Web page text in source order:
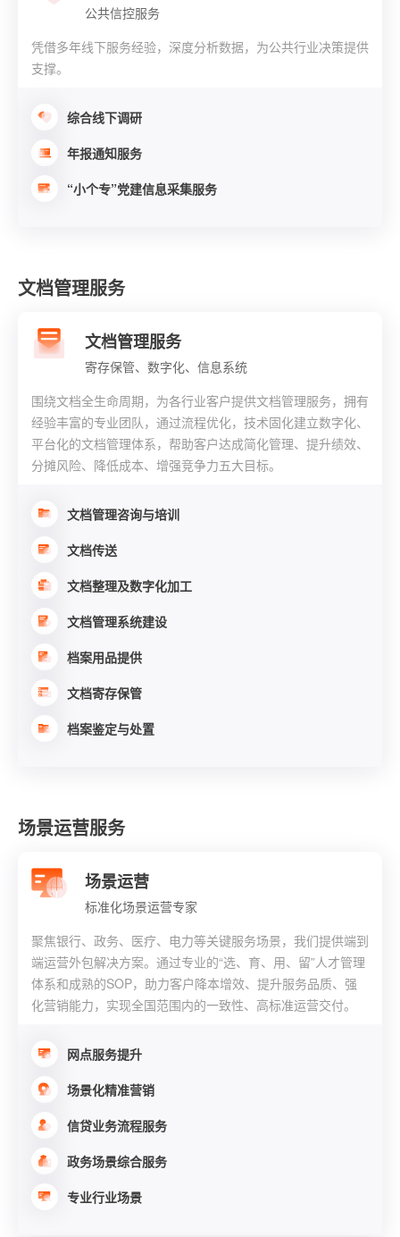
公共信控服务
凭借多年线下服务经验，深度分析数据，为公共行业决策提供
支撑。
综合线下调研
年报通知服务
“小个专”党建信息采集服务
文档管理服务
文档管理服务
寄存保管、数字化、信息系统
围绕文档全生命周期，为各行业客户提供文档管理服务，拥有
经验丰富的专业团队，通过流程优化，技术固化建立数字化、
平台化的文档管理体系，帮助客户达成简化管理、提升绩效、
分摊风险、降低成本、增强竞争力五大目标。
文档管理咨询与培训
文档传送
文档整理及数字化加工
文档管理系统建设
档案用品提供
文档寄存保管
档案鉴定与处置
场景运营服务
场景运营
标准化场景运营专家
聚焦银行、政务、医疗、电力等关键服务场景，我们提供端到
端运营外包解决方案。通过专业的“选、育、用、留”人才管理
体系和成熟的SOP，助力客户降本增效、提升服务品质、强
化营销能力，实现全国范围内的一致性、高标准运营交付。
网点服务提升
场景化精准营销
信贷业务流程服务
政务场景综合服务
专业行业场景